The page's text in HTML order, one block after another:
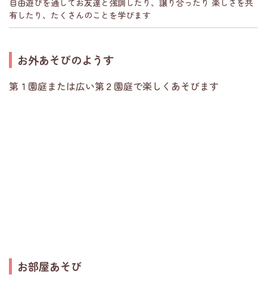
有したり、たくさんのことを学びます
お外あそびのようす
第１園庭または広い第２園庭で楽しくあそびます
お部屋あそび